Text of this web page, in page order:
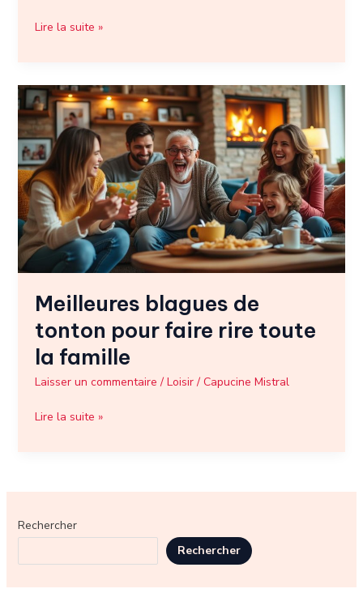
Lire la suite »
Meilleures blagues de
tonton pour faire rire toute
la famille
Laisser un commentaire / Loisir/ Capucine Mistral
Meilleures
blagues
de
tonton
pour
faire
rire
toute
la
famille
Lire la suite »
Rechercher
Rechercher